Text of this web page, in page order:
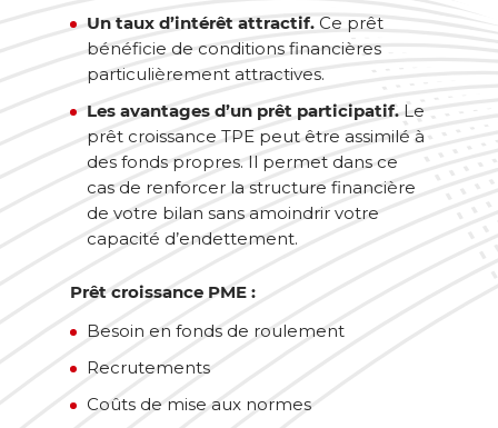
Un taux d’intérêt attractif.Ce prêt
bénéficie de conditions financières
particulièrement attractives.
Les avantages d’un prêt participatif.Le
prêt croissance TPE peut être assimilé à
des fonds propres. Il permet dans ce
cas de renforcer la structure financière
de votre bilan sans amoindrir votre
capacité d’endettement.
Prêt croissance PME :
Besoin en fonds de roulement
Recrutements
Coûts de mise aux normes